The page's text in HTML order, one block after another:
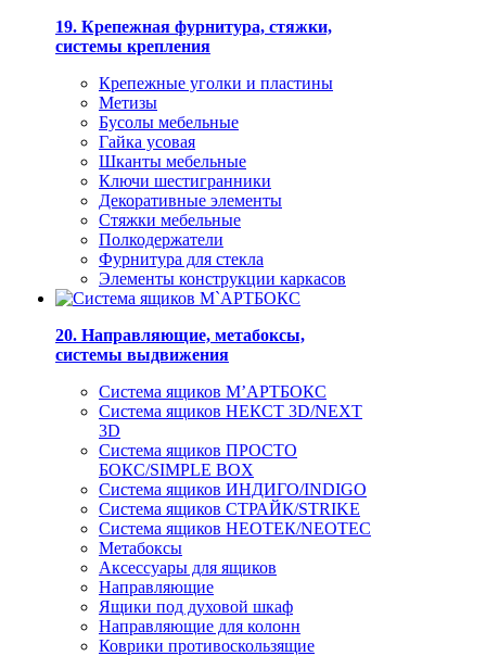
19. Крепежная фурнитура, стяжки,
системы крепления
Крепежные уголки и пластины
Метизы
Бусолы мебельные
Гайка усовая
Шканты мебельные
Ключи шестигранники
Декоративные элементы
Стяжки мебельные
Полкодержатели
Фурнитура для стекла
Элементы конструкции каркасов
20. Направляющие, метабоксы,
системы выдвижения
Система ящиков М’АРТБОКС
Система ящиков НЕКСТ 3D/NEXT
3D
Система ящиков ПРОСТО
БОКС/SIMPLE BOX
Система ящиков ИНДИГО/INDIGO
Система ящиков СТРАЙК/STRIKE
Система ящиков НЕОТЕК/NEOTEC
Метабоксы
Аксессуары для ящиков
Направляющие
Ящики под духовой шкаф
Направляющие для колонн
Коврики противоскользящие